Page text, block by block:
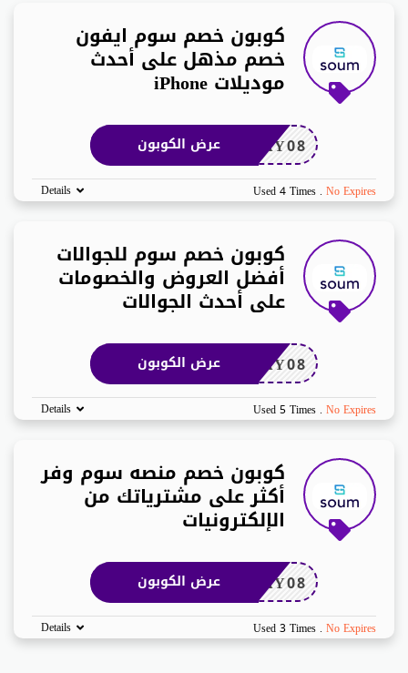
كوبون خصم سوم ايفون
خصم مذهل على أحدث
موديلات iPhone
AY08 عرض الكوبون
Used 4 Times . No Expires
Details
كوبون خصم سوم للجوالات
أفضل العروض والخصومات
على أحدث الجوالات
AY08 عرض الكوبون
Used 5 Times . No Expires
Details
كوبون خصم منصه سوم وفر
أكثر على مشترياتك من
الإلكترونيات
AY08 عرض الكوبون
Used 3 Times . No Expires
Details